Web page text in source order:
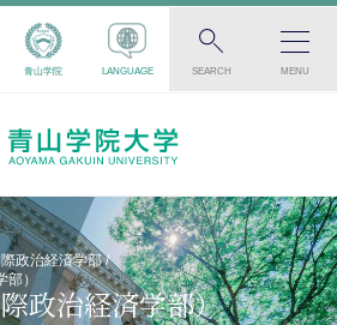
青山学院 LANGUAGE SEARCH MENU
際政治経済学部
部）
政治経済学部）